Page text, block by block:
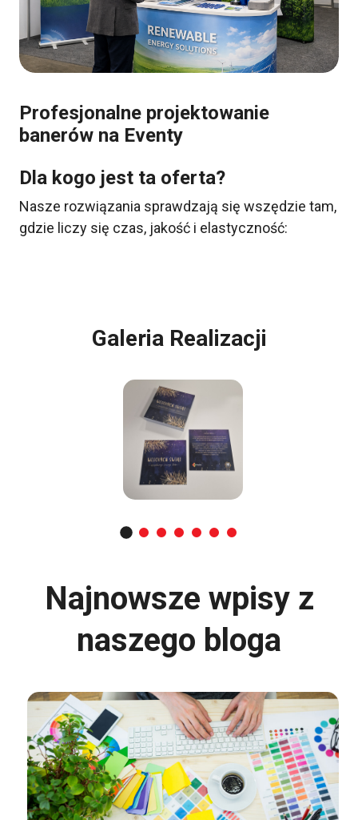
Profesjonalne projektowanie
banerów na Eventy
Dla kogo jest ta oferta?
Nasze rozwiązania sprawdzają się wszędzie tam,
gdzie liczy się czas, jakość i elastyczność:
Galeria Realizacji
Najnowsze wpisy z
naszego bloga